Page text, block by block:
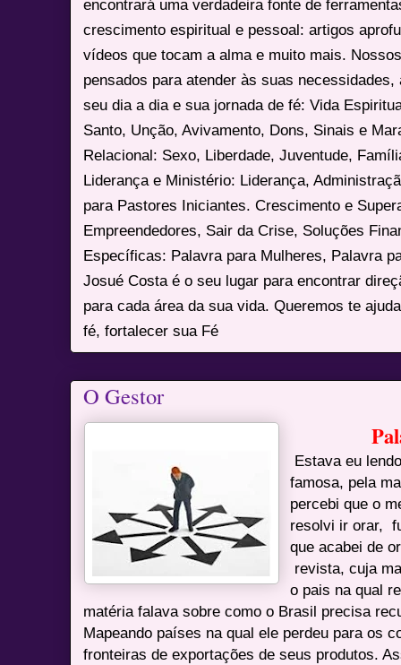
encontrará uma verdadeira fonte de
crescimento espiritual e pessoal: artigos
vídeos que tocam a alma e muito mais.
pensados para atender às suas
seu dia a dia e sua jornada de fé: Vida
Santo, Unção, Avivamento, Dons, Sinais e
Relacional: Sexo, Liberdade, Juventude,
Liderança e Ministério: Liderança,
para Pastores Iniciantes. Crescimento e
Empreendedores, Sair da Crise, Soluções
Específicas: Palavra para Mulheres, Palavra
Josué Costa é o seu lugar para encontrar
para cada área da sua vida. Queremos te
fé, fortalecer sua Fé
O Gestor
Estava eu
famosa, pela
percebi que o
resolvi ir orar,
que acabei de
revista, cuja
o pais na qual
matéria falava sobre como o Brasil precisa
Mapeando países na qual ele perdeu para os
fronteiras de exportações de seus produtos.